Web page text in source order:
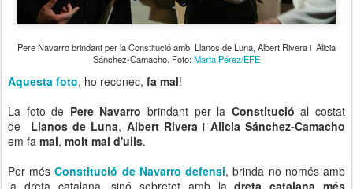
Pere Navarro brindant per la Constitució amb Llanos de Luna, Albert Rivera i Alicia
Sánchez-Camacho. Foto:Marta Pérez/EFE
Aquesta foto, ho reconec, fa mal!
La foto de Pere Navarro brindant per la Constitució al costat
de Llanos de Luna, Albert Rivera i Alicia Sánchez-Camacho
em fa mal, molt mal d'ulls.
Per mésConstitució de Navarro defensi, brinda no només amb
la dreta catalana, sinó sobretot amb ladreta catalana més